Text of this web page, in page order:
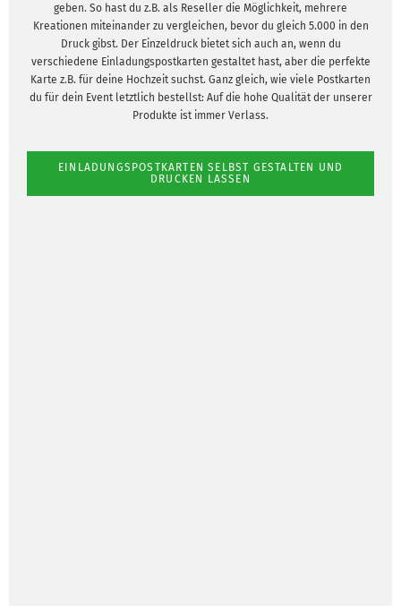
geben. So hast du z.B. als Reseller die Möglichkeit, mehrere
Kreationen miteinander zu vergleichen, bevor du gleich 5.000 in den
Druck gibst. Der Einzeldruck bietet sich auch an, wenn du
verschiedene Einladungspostkarten gestaltet hast, aber die perfekte
Karte z.B. für deine Hochzeit suchst. Ganz gleich, wie viele Postkarten
du für dein Event letztlich bestellst: Auf die hohe Qualität der unserer
Produkte ist immer Verlass.
EINLADUNGSPOSTKARTEN SELBST GESTALTEN UND
DRUCKEN LASSEN